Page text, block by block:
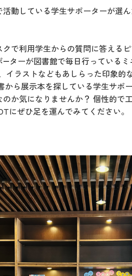
動している学生サポーターが選
で利用学生からの質問に答える
ターが図書館で毎日行っている
イラストなどもあしらった印象的
ら展示本を探している学生サポ
か気になりませんか？ 個性的で
にぜひ足を運んでみてください。